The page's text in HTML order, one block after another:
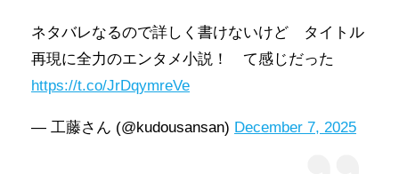
ネタバレなるので詳しく書けないけど タイトル
再現に全力のエンタメ小説！ て感じだった
https://t.co/JrDqymreVe
— 工藤さん (@kudousansan) December 7, 2025